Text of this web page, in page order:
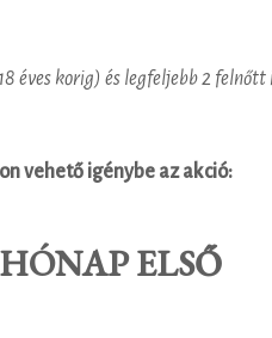
éves korig) és legfeljebb 2 felnőtt
vehető igénybe az akció:
ELSŐ